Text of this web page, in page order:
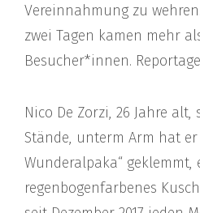
Vereinnahmung zu
zwei Tagen kamen mehr
Besucher*innen.
Nico De Zorzi, 26 Jahre
Stände, unterm Arm hat er
Wunderalpaka“ geklemmt,
regenbogenfarbenes